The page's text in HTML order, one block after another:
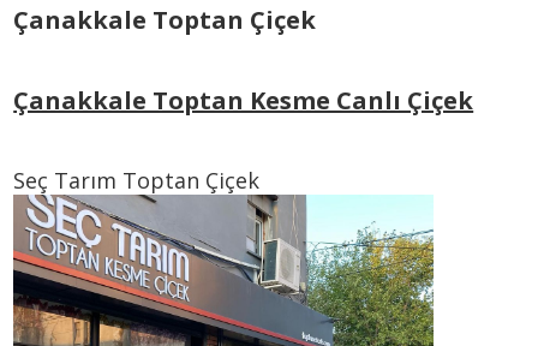
Çanakkale Toptan Çiçek
Çanakkale Toptan Kesme Canlı Çiçek
Seç Tarım Toptan Çiçek